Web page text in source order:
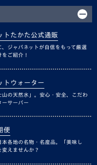
トたかた公式通販
、ジャパネットが自信をもって厳選
をご紹介！
トウォーター
山の天然水」。安心・安全、こだわ
ーサーバー
便
本各地の名物・名産品。「美味し
変えませんか？